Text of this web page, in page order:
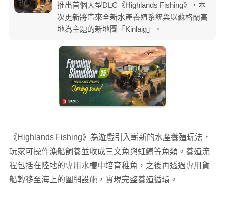
推出首個大型DLC《Highlands Fishing》，本
次更新將帶來全新水產養殖系統與以蘇格蘭高
地為主題的新地圖「Kinlaig」。
《Highlands Fishing》為遊戲引入嶄新的水產養殖玩法，
玩家可操作漁船飼養並收成三文魚與虹鱒等魚類。養殖流
程包括在陸地的專用水槽中培育稚魚，之後再透過專用貨
船轉移至海上的圍網設施，實現完整養殖循環。